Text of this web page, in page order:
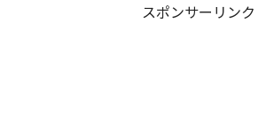
スポンサーリンク